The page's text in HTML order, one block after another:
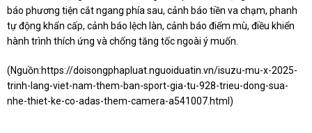
báo phương tiện cắt ngang phía sau, cảnh báo tiền va chạm, phanh
tự động khẩn cấp, cảnh báo lệch làn, cảnh báo điểm mù, điều khiển
hành trình thích ứng và chống tăng tốc ngoài ý muốn.
(Nguồn:https://doisongphapluat.nguoiduatin.vn/isuzu-mu-x-2025-
trinh-lang-viet-nam-them-ban-sport-gia-tu-928-trieu-dong-sua-
nhe-thiet-ke-co-adas-them-camera-a541007.html )